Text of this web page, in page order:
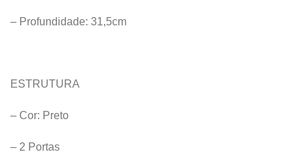
– Profundidade: 31,5cm
ESTRUTURA
– Cor: Preto
– 2 Portas